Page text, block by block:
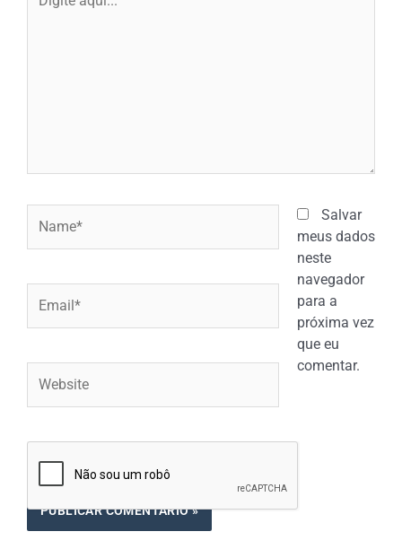
aqui...
Salvar
meus dados
neste
navegador
para a
próxima vez
que eu
comentar.